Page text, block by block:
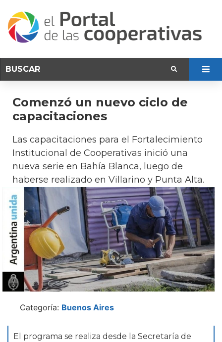
Comenzó un nuevo ciclo de
capacitaciones
Las capacitaciones para el Fortalecimiento
Institucional de Cooperativas inició una
nueva serie en Bahía Blanca, luego de
haberse realizado en Villarino y Punta Alta.
Categoría: Buenos Aires
El programa se realiza desde la Secretaría de